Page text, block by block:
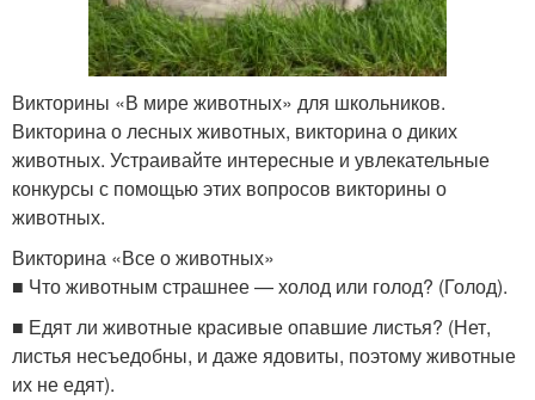
Викторины «В мире животных» для школьников.
Викторина о лесных животных, викторина о диких
животных. Устраивайте интересные и увлекательные
конкурсы с помощью этих вопросов викторины о
животных.
Викторина «Все о животных»
■ Что животным страшнее — холод или голод? (Голод).
■ Едят ли животные красивые опавшие листья? (Нет,
листья несъедобны, и даже ядовиты, поэтому животные
их не едят).